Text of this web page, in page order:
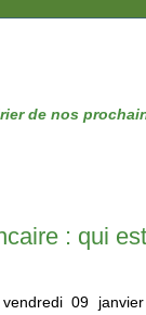
de nos
: qui
09